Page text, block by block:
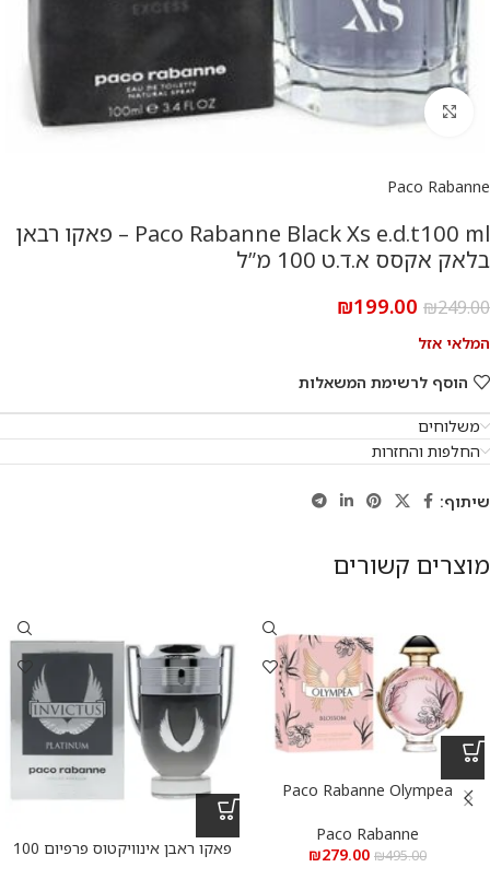
להגדלת התמונה
Paco Rabanne
Paco Rabanne Black Xs e.d.t100 ml – פאקו רבאן
בלאק אקסס א.ד.ט 100 מ”ל
₪249.00
₪199.00
המלאי אזל
הוסף לרשימת המשאלות
משלוחים
החלפות והחזרות
שיתוף:
מוצרים קשורים
Paco Rabanne Olympea
אולימפיה בלוסום א.ד.פ 80 מ”ל
Paco Rabanne
₪495.00
₪279.00
פאקו ראבן אינוויקטוס פרפיום 100